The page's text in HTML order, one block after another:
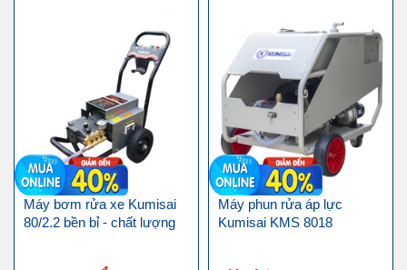
Máy bơm rửa xe Kumisai
80/2.2 bền bỉ - chất lượng
Máy phun rửa áp lực
Kumisai KMS 8018